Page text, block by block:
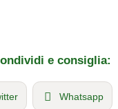
e consiglia:
Whatsapp